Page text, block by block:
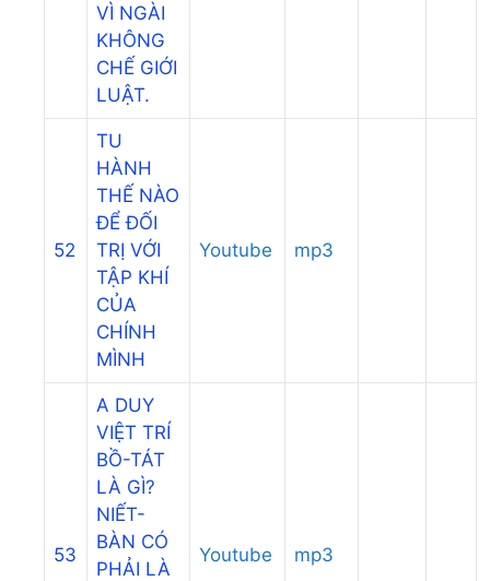
VÌ NGÀI
KHÔNG
CHẾ GIỚI
LUẬT.
52
TU
HÀNH
THẾ NÀO
ĐỂ ĐỐI
TRỊ VỚI
TẬP KHÍ
CỦA
CHÍNH
MÌNH
Youtube mp3
53
A DUY
VIỆT TRÍ
BỒ-TÁT
LÀ GÌ?
NIẾT-
BÀN CÓ
PHẢI LÀ
Youtube mp3